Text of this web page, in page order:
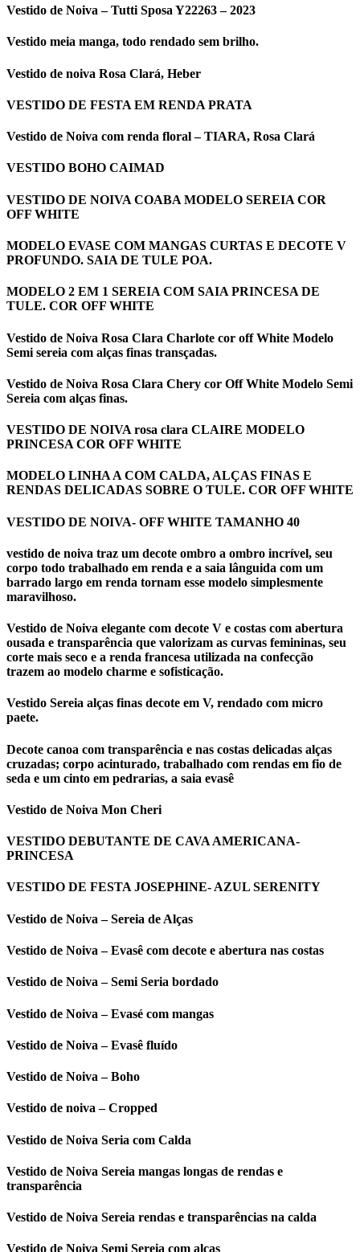
Vestido de Noiva – Tutti Sposa Y22263 – 2023
Vestido meia manga, todo rendado sem brilho.
Vestido de noiva Rosa Clará, Heber
VESTIDO DE FESTA EM RENDA PRATA
Vestido de Noiva com renda floral – TIARA, Rosa Clará
VESTIDO BOHO CAIMAD
VESTIDO DE NOIVA COABA MODELO SEREIA COR
OFF WHITE
MODELO EVASE COM MANGAS CURTAS E DECOTE V
PROFUNDO. SAIA DE TULE POA.
MODELO 2 EM 1 SEREIA COM SAIA PRINCESA DE
TULE. COR OFF WHITE
Vestido de Noiva Rosa Clara Charlote cor off White Modelo
Semi sereia com alças finas transçadas.
Vestido de Noiva Rosa Clara Chery cor Off White Modelo Semi
Sereia com alças finas.
VESTIDO DE NOIVA rosa clara CLAIRE MODELO
PRINCESA COR OFF WHITE
MODELO LINHA A COM CALDA, ALÇAS FINAS E
RENDAS DELICADAS SOBRE O TULE. COR OFF WHITE
VESTIDO DE NOIVA- OFF WHITE TAMANHO 40
vestido de noiva traz um decote ombro a ombro incrível, seu
corpo todo trabalhado em renda e a saia lânguida com um
barrado largo em renda tornam esse modelo simplesmente
maravilhoso.
Vestido de Noiva elegante com decote V e costas com abertura
ousada e transparência que valorizam as curvas femininas, seu
corte mais seco e a renda francesa utilizada na confecção
trazem ao modelo charme e sofisticação.
Vestido Sereia alças finas decote em V, rendado com micro
paete.
Decote canoa com transparência e nas costas delicadas alças
cruzadas; corpo acinturado, trabalhado com rendas em fio de
seda e um cinto em pedrarias, a saia evasê
Vestido de Noiva Mon Cheri
VESTIDO DEBUTANTE DE CAVA AMERICANA-
PRINCESA
VESTIDO DE FESTA JOSEPHINE- AZUL SERENITY
Vestido de Noiva – Sereia de Alças
Vestido de Noiva – Evasê com decote e abertura nas costas
Vestido de Noiva – Semi Seria bordado
Vestido de Noiva – Evasé com mangas
Vestido de Noiva – Evasê fluído
Vestido de Noiva – Boho
Vestido de noiva – Cropped
Vestido de Noiva Seria com Calda
Vestido de Noiva Sereia mangas longas de rendas e
transparência
Vestido de Noiva Sereia rendas e transparências na calda
Vestido de Noiva Semi Sereia com alças